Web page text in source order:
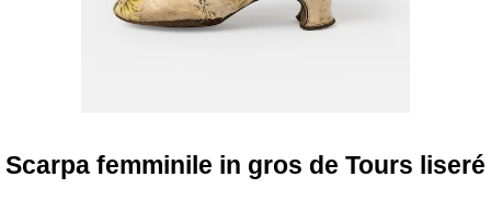
Scarpa femminile in gros de Tours liseré